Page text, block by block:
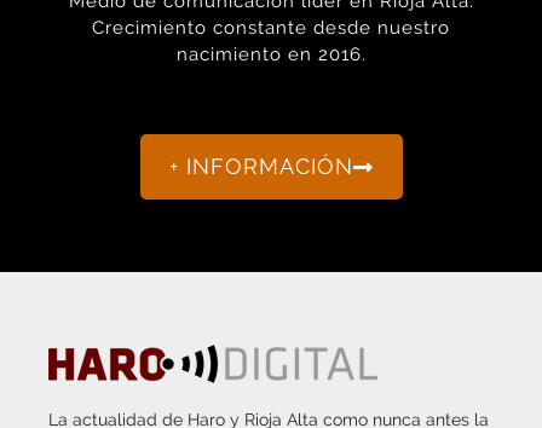
Crecimiento constante desde nuestro
nacimiento en 2016.
+ INFORMACIÓN
La actualidad de Haro y Rioja Alta como nunca antes la